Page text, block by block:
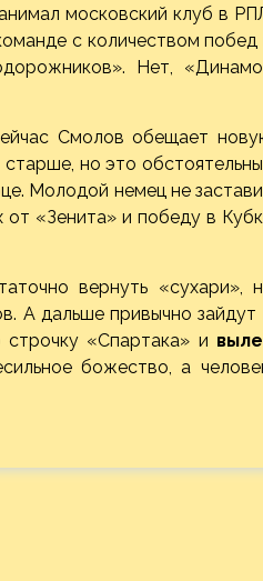
московский клуб в
с количеством побед
Нет,
Смолов обещает
старше, но это
Молодой немец не
от «Зенита» и победу в
вернуть «сухари»,
А дальше привычно зайдут
«Спартака» и
божество, а